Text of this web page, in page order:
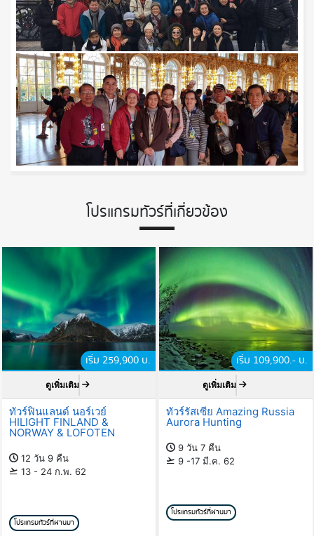
โปรแกรมทัวร์ที่เกี่ยวข้อง
เริ่ม 259,900 บ.
ทัวร์ฟินแลนด์ นอร์เวย์
HILIGHT FINLAND &
NORWAY & LOFOTEN
12 วัน 9 คืน
13 - 24 ก.พ. 62
โปรแกรมทัวร์ที่ผ่านมา
ดูเพิ่มเติม
เริ่ม 109,900.- บ.
ทัวร์รัสเซีย Amazing Russia
Aurora Hunting
9 วัน 7 คืน
9 -17 มี.ค. 62
โปรแกรมทัวร์ที่ผ่านมา
ดูเพิ่มเติม